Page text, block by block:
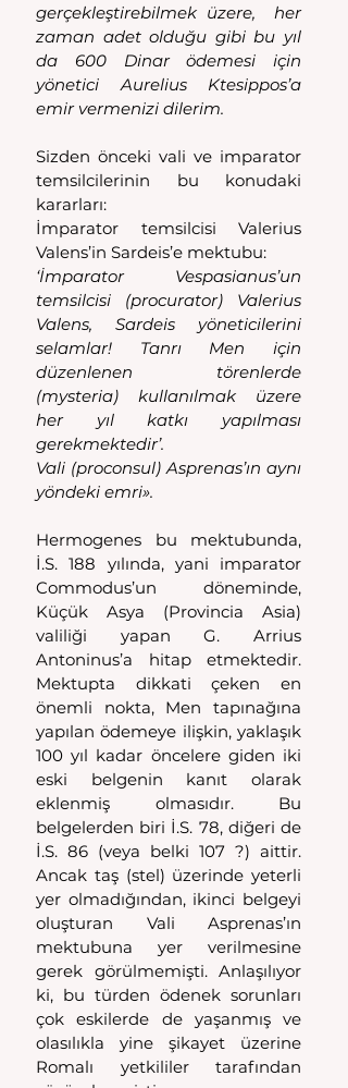
gerçekleştirebilmek üzere,  her
zaman adet olduğu gibi bu yıl
da 600 Dinar ödemesi için
yönetici Aurelius Ktesippos’a
emir vermenizi dilerim.
Sizden önceki vali ve imparator
temsilcilerinin bu konudaki
kararları:
İmparator temsilcisi Valerius
Valens’in Sardeis’e mektubu:
‘İmparator Vespasianus’un
temsilcisi (procurator) Valerius
Valens, Sardeis yöneticilerini
selamlar! Tanrı Men için
düzenlenen törenlerde
(mysteria) kullanılmak üzere
her yıl katkı yapılması
gerekmektedir’.
Vali (proconsul) Asprenas’ın aynı
yöndeki emri».
Hermogenes bu mektubunda,
İ.S. 188 yılında, yani imparator
Commodus’un döneminde,
Küçük Asya (Provincia Asia)
valiliği yapan G. Arrius
Antoninus’a hitap etmektedir.
Mektupta dikkati çeken en
önemli nokta, Men tapınağına
yapılan ödemeye ilişkin, yaklaşık
100 yıl kadar öncelere giden iki
eski belgenin kanıt olarak
eklenmiş olmasıdır. Bu
belgelerden biri İ.S. 78, diğeri de
İ.S. 86 (veya belki 107 ?) aittir.
Ancak taş (stel) üzerinde yeterli
yer olmadığından, ikinci belgeyi
oluşturan Vali Asprenas’ın
mektubuna yer verilmesine
gerek görülmemişti. Anlaşılıyor
ki, bu türden ödenek sorunları
çok eskilerde de yaşanmış ve
olasılıkla yine şikayet üzerine
Romalı yetkililer tarafından